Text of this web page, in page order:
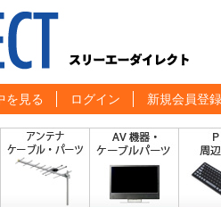
を見る ログイン 新規会員登録